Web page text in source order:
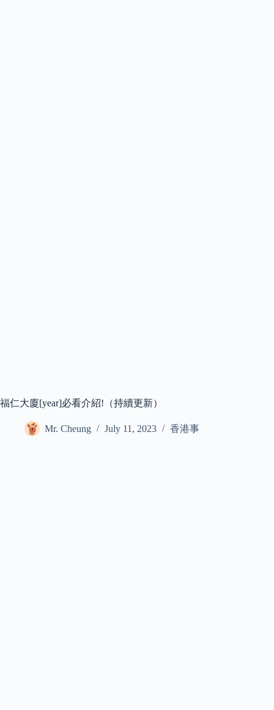
福仁大廈[year]必看介紹!（持續更新）
Mr. Cheung July 11, 2023 香港事